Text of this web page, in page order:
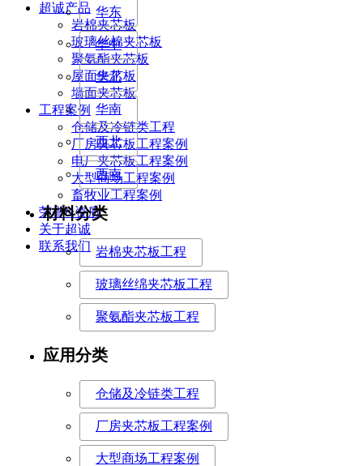
超诚产品
岩棉夹芯板
玻璃丝棉夹芯板
聚氨酯夹芯板
屋面夹芯板
墙面夹芯板
工程案例
仓储及冷链类工程
厂房夹芯板工程案例
电厂夹芯板工程案例
大型商场工程案例
畜牧业工程案例
荣誉&资质
关于超诚
联系我们
华东
华中
华北
华南
西北
西南
材料分类
岩棉夹芯板工程
玻璃丝绵夹芯板工程
聚氨酯夹芯板工程
应用分类
仓储及冷链类工程
厂房夹芯板工程案例
大型商场工程案例